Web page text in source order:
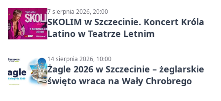
7 sierpnia 2026, 20:00
SKOLIM w Szczecinie. Koncert Króla
Latino w Teatrze Letnim
14 sierpnia 2026, 10:00
Żagle 2026 w Szczecinie – żeglarskie
święto wraca na Wały Chrobrego